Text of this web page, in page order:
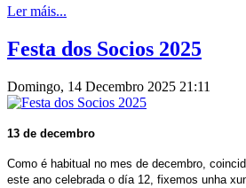
Ler máis...
Festa dos Socios 2025
Domingo, 14 Decembro 2025 21:11
13 de decembro
Como é habitual no mes de decembro,
este ano celebrada o día 12, fixemos unha